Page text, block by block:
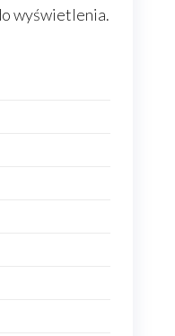
wyświetlenia.